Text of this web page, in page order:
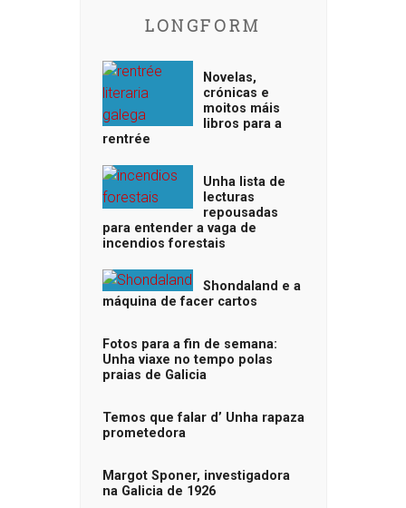
LONGFORM
Novelas,
crónicas e
moitos máis
libros para a
rentrée
Unha lista de
lecturas
repousadas
para entender a vaga de
incendios forestais
Shondaland e a
máquina de facer cartos
Fotos para a fin de semana:
Unha viaxe no tempo polas
praias de Galicia
Temos que falar d’ Unha rapaza
prometedora
Margot Sponer, investigadora
na Galicia de 1926